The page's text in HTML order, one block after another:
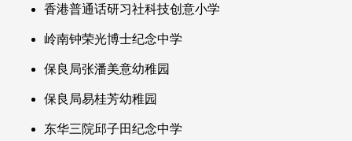
香港普通话研习社科技创意小学
岭南钟荣光博士纪念中学
保良局张潘美意幼稚园
保良局易桂芳幼稚园
东华三院邱子田纪念中学